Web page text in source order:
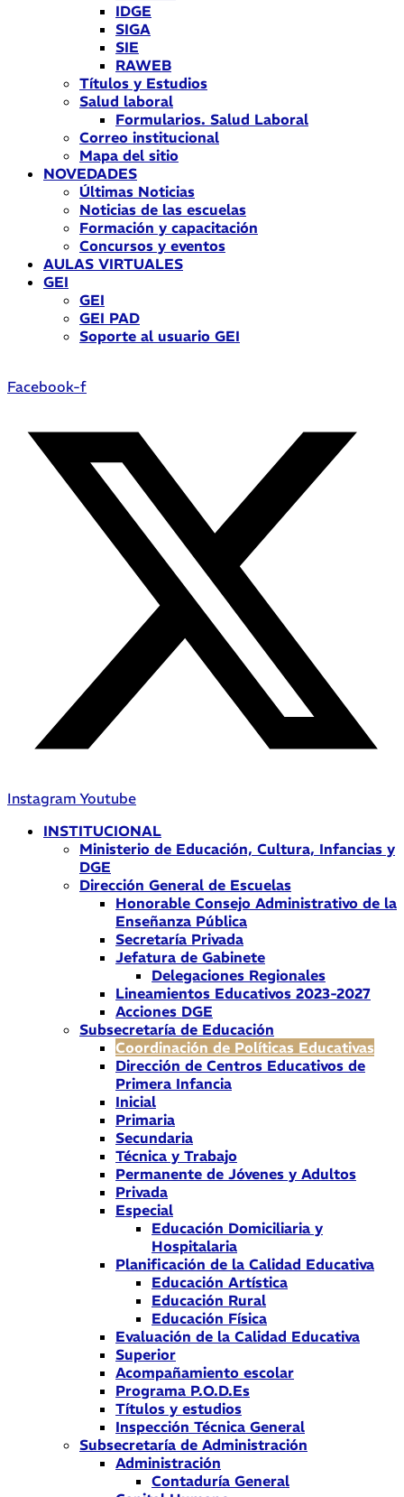
IDGE
SIGA
SIE
RAWEB
Títulos y Estudios
Salud laboral
Formularios. Salud Laboral
Correo institucional
Mapa del sitio
NOVEDADES
Últimas Noticias
Noticias de las escuelas
Formación y capacitación
Concursos y eventos
AULAS VIRTUALES
GEI
GEI
GEI PAD
Soporte al usuario GEI
Facebook-f
Instagram Youtube
INSTITUCIONAL
Ministerio de Educación, Cultura, Infancias y
DGE
Dirección General de Escuelas
Honorable Consejo Administrativo de la
Enseñanza Pública
Secretaría Privada
Jefatura de Gabinete
Delegaciones Regionales
Lineamientos Educativos 2023-2027
Acciones DGE
Subsecretaría de Educación
Coordinación de Políticas Educativas
Dirección de Centros Educativos de
Primera Infancia
Inicial
Primaria
Secundaria
Técnica y Trabajo
Permanente de Jóvenes y Adultos
Privada
Especial
Educación Domiciliaria y
Hospitalaria
Planificación de la Calidad Educativa
Educación Artística
Educación Rural
Educación Física
Evaluación de la Calidad Educativa
Superior
Acompañamiento escolar
Programa P.O.D.Es
Títulos y estudios
Inspección Técnica General
Subsecretaría de Administración
Administración
Contaduría General